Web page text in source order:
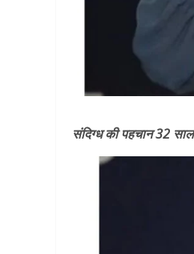
संदिग्ध की पहचान 32